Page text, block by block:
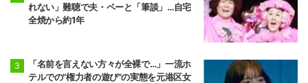
れない」難聴で夫・ペーと「筆談」…自宅
全焼から約1年
「名前を言えない方々が全裸で…」一流ホ
テルでの"権力者の遊び"の実態を元港区女